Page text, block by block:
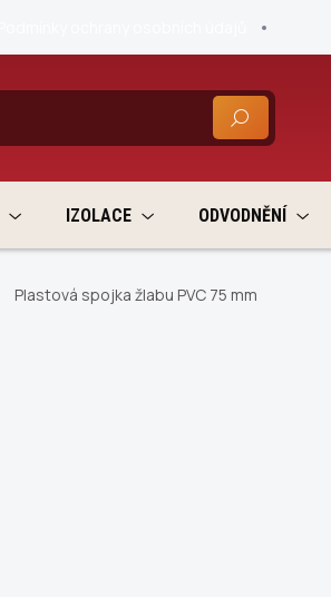
HLEDAT
IZOLACE ODVODNĚNÍ
Plastová spojka žlabu PVC 75 mm